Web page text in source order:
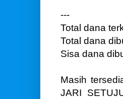
---
Total dana
Total dana
Sisa dana
Masih
JARI